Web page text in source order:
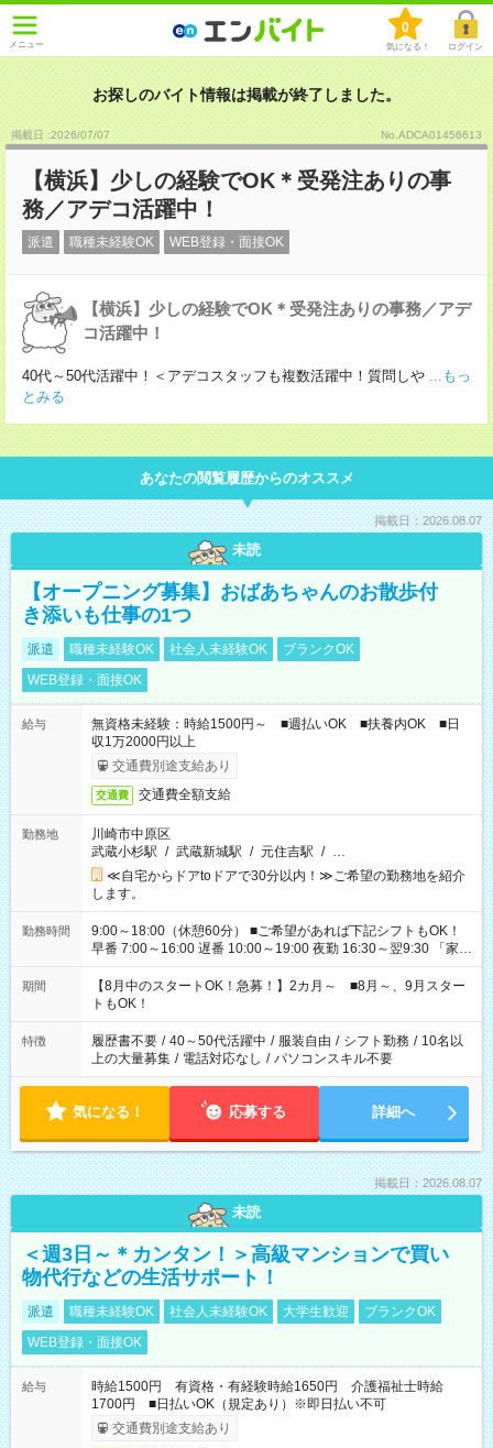
メニュー
0
気になる！ ログイン
お探しのバイト情報は掲載が終了しました。
掲載日 :2026/07/07 No.ADCA01456613
【横浜】少しの経験でOK＊受発注ありの事
務／アデコ活躍中！
派遣 職種未経験OK WEB登録・面接OK
【横浜】少しの経験でOK＊受発注ありの事務／アデ
コ活躍中！
40代～50代活躍中！＜アデコスタッフも複数活躍中！質問しや ...もっ
とみる
あなたの閲覧履歴からのオススメ
掲載日：2026.08.07
未読
【オープニング募集】おばあちゃんのお散歩付
き添いも仕事の1つ
派遣 職種未経験OK 社会人未経験OK
ブランクOK
WEB登録・面接OK
給与
無資格未経験：時給1500円～ ■週払いOK ■扶養内OK ■日
収1万2000円以上
交通費別途支給あり
交通費 交通費全額支給
勤務地
川崎市中原区
武蔵小杉駅 / 武蔵新城駅 / 元住吉駅 / …
≪自宅からドアtoドアで30分以内！≫ご希望の勤務地を紹介
します。
勤務時間
9:00～18:00（休憩60分） ■ご希望があれば下記シフトもOK！
早番 7:00～16:00 遅番 10:00～19:00 夜勤 16:30～翌9:30 「家族
と休みを合わせたい」 「余裕を持って夕飯の準備がしたい」
「できれば残業はしたくない」 など、ご希望を教えてください
ね。 ※Wワーク希望の方へ 今ご覧のお仕事で希望する勤務時間
と、もう1つのお仕事の勤務時間。 合計で週40時間を超える場
合は応募できません。
期間
【8月中のスタートOK！急募！】2カ月～ ■8月～、9月スター
トもOK！
特徴 履歴書不要 / 40～50代活躍中 / 服装自由 / シフト勤務 / 10名以
上の大量募集 / 電話対応なし / パソコンスキル不要
気になる！ 応募する 詳細へ
掲載日：2026.08.07
未読
＜週3日～＊カンタン！＞高級マンションで買い
物代行などの生活サポート！
派遣 職種未経験OK 社会人未経験OK 大学生歓迎
ブランクOK
WEB登録・面接OK
給与
時給1500円 有資格・有経験時給1650円 介護福祉士時給
1700円 ■日払いOK（規定あり）※即日払い不可
交通費別途支給あり